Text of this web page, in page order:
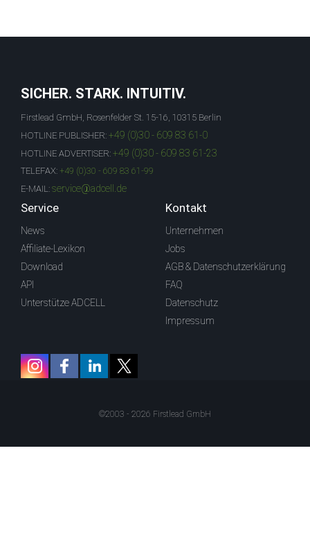
SICHER. STARK. INTUITIV.
Firstlead GmbH, Rosenfelder St. 15-16, 10315 Berlin
HOTLINE PUBLISHER: +49 (0)30 - 609 83 61-0
HOTLINE ADVERTISER: +49 (0)30 - 609 83 61-23
TELEFAX: +49 (0)30 - 609 83 61-99
E-MAIL: service@adcell.de
Service
News
Affiliate-Lexikon
Download
API
Unterstütze ADCELL
Kontakt
Unternehmen
Jobs
AGB & Datenschutzerklärung
FAQ
Datenschutz
Impressum
©2003 - 2026 Firstlead GmbH